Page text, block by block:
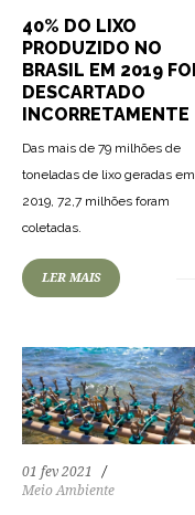
40% DO LIXO
PRODUZIDO NO
BRASIL EM 2019 FOI
DESCARTADO
INCORRETAMENTE
Das mais de 79 milhões de
toneladas de lixo geradas em
2019, 72,7 milhões foram
coletadas.
LER MAIS
01 fev 2021
Meio Ambiente